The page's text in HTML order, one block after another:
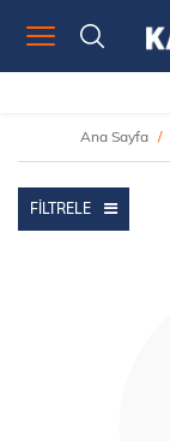
Ana Sayfa
FILTRELE